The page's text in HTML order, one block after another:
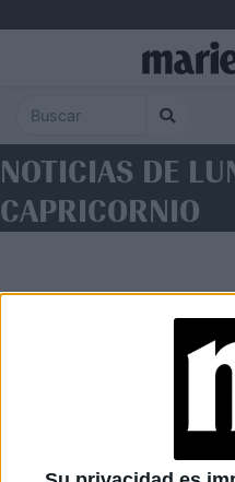
NOTICIAS DE
CAPRICORNIO
Caras